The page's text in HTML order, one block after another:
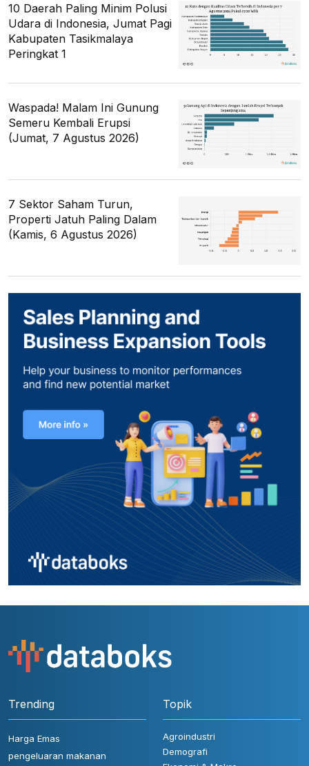
10 Daerah Paling Minim Polusi
Udara di Indonesia, Jumat Pagi
Kabupaten Tasikmalaya
Peringkat 1
Waspada! Malam Ini Gunung
Semeru Kembali Erupsi
(Jumat, 7 Agustus 2026)
7 Sektor Saham Turun,
Properti Jatuh Paling Dalam
(Kamis, 6 Agustus 2026)
Trending
Harga Emas
pengeluaran makanan
Topik
Agroindustri
Demografi